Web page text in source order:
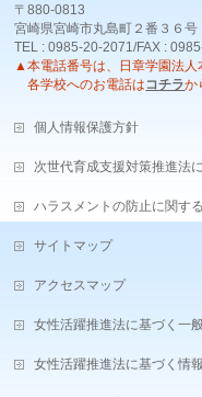
〒880-0813
宮崎県宮崎市丸島町２番３６号
TEL : 0985-20-2071/FAX :
▲本電話番号は、日章学園法人
各学校へのお電話は コチラか
個人情報保護方針
次世代育成支援対策推進法
ハラスメントの防止に関す
サイトマップ
アクセスマップ
女性活躍推進法に基づく一
女性活躍推進法に基づく情